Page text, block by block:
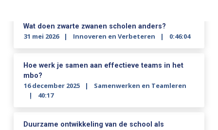
Wat doen zwarte zwanen scholen anders?
31 mei 2026 Innoveren en Verbeteren 0:46:04
Hoe werk je samen aan effectieve teams in het
mbo?
16 december 2025
Samenwerken en Teamleren
40:17
Duurzame ontwikkeling van de school als